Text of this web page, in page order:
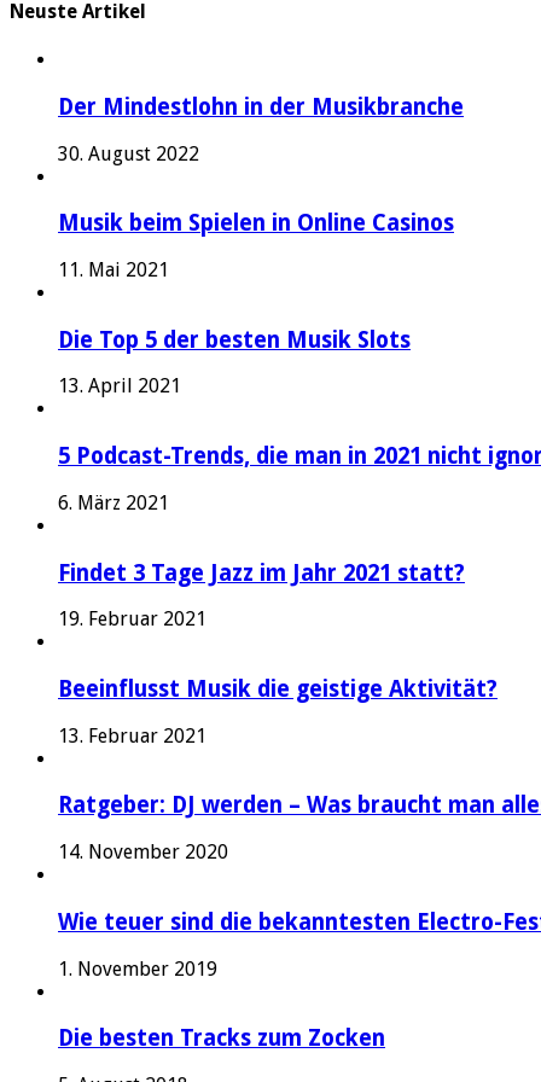
Neuste Artikel
Der Mindestlohn in der Musikbranche
30. August 2022
Musik beim Spielen in Online Casinos
11. Mai 2021
Die Top 5 der besten Musik Slots
13. April 2021
5 Podcast-Trends, die man in 2021 nicht
6. März 2021
Findet 3 Tage Jazz im Jahr 2021 statt?
19. Februar 2021
Beeinflusst Musik die geistige Aktivität?
13. Februar 2021
Ratgeber: DJ werden – Was braucht man
14. November 2020
Wie teuer sind die bekanntesten Electro-
1. November 2019
Die besten Tracks zum Zocken